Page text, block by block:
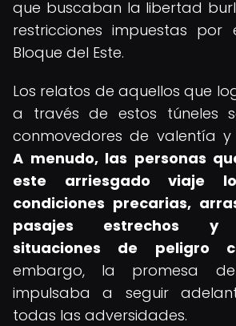
que buscaban la libertad
restricciones impuestas por
Bloque del Este.
Los relatos de aquellos que
a través de estos túneles
conmovedores de valentía y
A menudo, las personas
este arriesgado viaje
condiciones precarias,
pasajes estrechos y
situaciones de peligro
embargo, la promesa
impulsaba a seguir
todas las adversidades.